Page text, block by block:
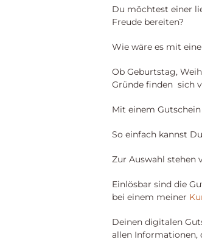
Du möchtest einer
Freude bereiten?
Wie wäre es mit
Ob Geburtstag,
Gründe finden sich
Mit einem
So einfach kannst
Zur Auswahl stehen
Einlösbar sind die
bei einem meiner
Deinen digitalen
allen Informationen,